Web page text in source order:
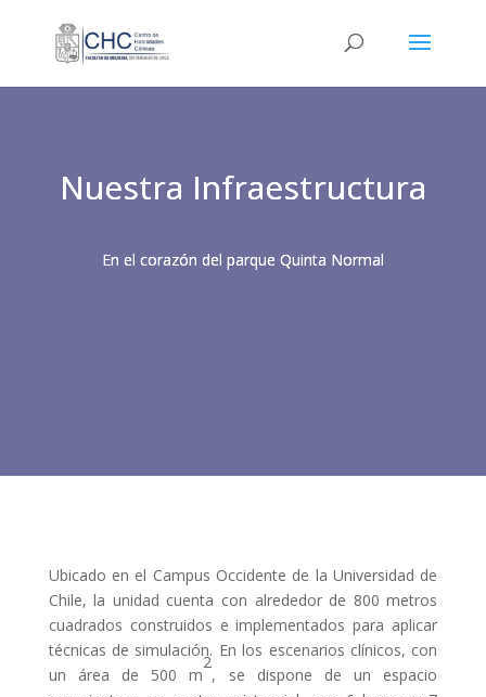
Nuestra Infraestructura
En el corazón del parque Quinta Normal
Ubicado en el Campus Occidente de la Universidad de
Chile, la unidad cuenta con alrededor de 800 metros
cuadrados construidos e implementados para aplicar
técnicas de simulación. En los escenarios clínicos, con
un área de 500 m
2
, se dispone de un espacio